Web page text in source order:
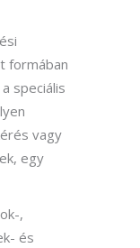
formában
speciális
vagy
egy
,
és